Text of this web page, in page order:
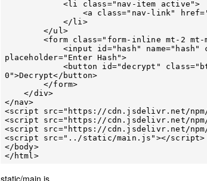
        </ul>
        <form class="form-inline mt-2 mt-md-0">
placeholder="Enter Hash">
0">Decrypt</button>
        </form>
    </div>
</nav>
<script src="https://cdn.jsdelivr.net/
<script src="https://cdn.jsdelivr.net/npm/
<script src="https://cdn.jsdelivr.net/
<script src="../static/main.js"></script>
</body>
</html>
static/main.js